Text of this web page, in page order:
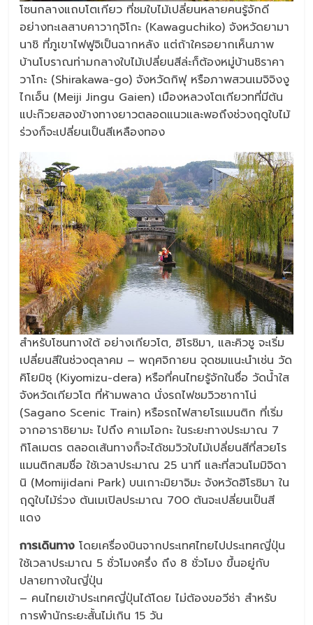
โซนกลางแถบโตเกียว ที่ชมใบไม้เปลี่ยนหลายคนรู้จักดี
อย่างทะเลสาบคาวากุจิโกะ (Kawaguchiko) จังหวัดยามา
นาชิ ที่ภูเขาไฟฟูจิเป็นฉากหลัง แต่ถ้าใครอยากเห็นภาพ
บ้านโบราณท่ามกลางใบไม้เปลี่ยนสีล่ะก็ต้องหมู่บ้านชิราคา
วาโกะ (Shirakawa-go) จังหวัดกิฟุ หรือภาพสวนเมจิจิงงู
ไกเอ็น (Meiji Jingu Gaien) เมืองหลวงโตเกียวทที่มีต้น
แปะก๊วยสองข้างทางยาวตลอดแนวและพอถึงช่วงฤดูใบไม้
ร่วงก็จะเปลี่ยนเป็นสีเหลืองทอง
สำหรับโซนทางใต้ อย่างเกียวโต, ฮิโรชิมา, และคิวชู จะเริ่ม
เปลี่ยนสีในช่วงตุลาคม – พฤศจิกายน จุดชมแนะนำเช่น วัด
คิโยมิซุ (Kiyomizu-dera) หรือที่คนไทยรู้จักในชื่อ วัดน้ำใส
จังหวัดเกียวโต ที่ห้ามพลาด นั่งรถไฟชมวิวซากาโน่
(Sagano Scenic Train) หรือรถไฟสายโรแมนติก ที่เริ่ม
จากอาราชิยามะ ไปถึง คาเมโอกะ ในระยะทางประมาณ 7
กิโลเมตร ตลอดเส้นทางก็จะได้ชมวิวใบไม้เปลี่ยนสีที่สวยโร
แมนติกสมชื่อ ใช้เวลาประมาณ 25 นาที และที่สวนโมมิจิดา
นิ (Momijidani Park) บนเกาะมิยาจิมะ จังหวัดฮิโรชิมา ใน
ฤดูใบไม้ร่วง ต้นเมเปิลประมาณ 700 ต้นจะเปลี่ยนเป็นสี
แดง
การเดินทาง โดยเครื่องบินจากประเทศไทยไปประเทศญี่ปุ่น
ใช้เวลาประมาณ 5 ชั่วโมงครึ่ง ถึง 8 ชั่วโมง ขึ้นอยู่กับ
ปลายทางในญี่ปุ่น
– คนไทยเข้าประเทศญี่ปุ่นได้โดย ไม่ต้องขอวีซ่า สำหรับ
การพำนักระยะสั้นไม่เกิน 15 วัน